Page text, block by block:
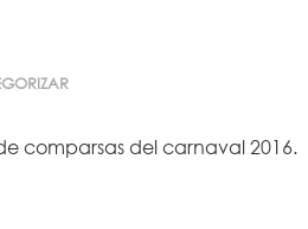
comparsas del carnaval 2016.